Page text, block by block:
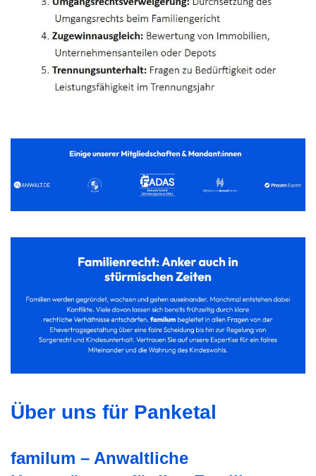
Über uns für Panketal
familum – Anwaltliche